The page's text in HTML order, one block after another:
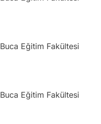
Buca Eğitim Fakültesi
Buca Eğitim Fakültesi